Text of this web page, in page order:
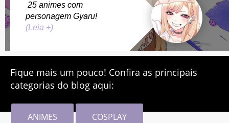
25 animes com
personagem Gyaru!
(Leia +)
Fique mais um pouco! Confira as principais
categorias do blog aqui:
ANIMES COSPLAY